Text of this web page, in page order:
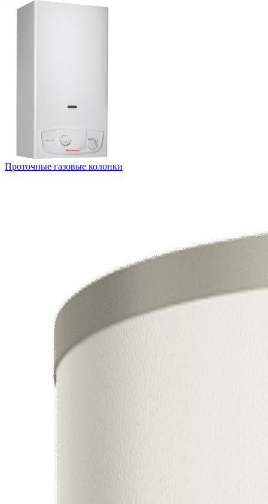
Проточные газовые колонки